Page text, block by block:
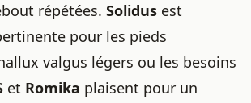
répétées. Solidus est
pour les pieds
valgus légers ou les besoins
et Romika plaisent pour un